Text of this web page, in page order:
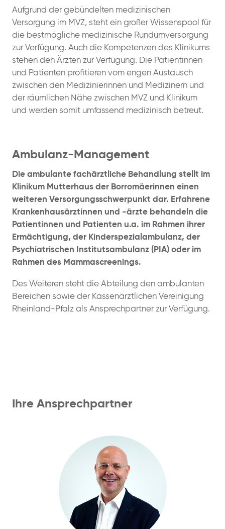
Aufgrund der gebündelten medizinischen
Versorgung im MVZ, steht ein großer Wissenspool für
die bestmögliche medizinische Rundumversorgung
zur Verfügung. Auch die Kompetenzen des Klinikums
stehen den Ärzten zur Verfügung. Die Patientinnen
und Patienten profitieren vom engen Austausch
zwischen den Medizinierinnen und Medizinern und
der räumlichen Nähe zwischen MVZ und Klinikum
und werden somit umfassend medizinisch betreut.
Ambulanz-Management
Die ambulante fachärztliche Behandlung stellt im
Klinikum Mutterhaus der Borromäerinnen einen
weiteren Versorgungsschwerpunkt dar. Erfahrene
Krankenhausärztinnen und -ärzte behandeln die
Patientinnen und Patienten u.a. im Rahmen ihrer
Ermächtigung, der Kinderspezialambulanz, der
Psychiatrischen Institutsambulanz (PIA) oder im
Rahmen des Mammascreenings.
Des Weiteren steht die Abteilung den ambulanten
Bereichen sowie der Kassenärztlichen Vereinigung
Rheinland-Pfalz als Ansprechpartner zur Verfügung.
Ihre Ansprechpartner